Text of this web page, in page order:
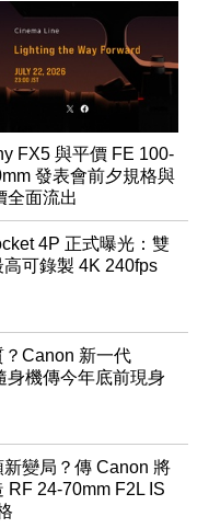
FX5 與平價 FE 100-
發表會前夕規格與
全面流出
4P 正式曝光：雙
可錄製 4K 240fps
？Canon 新一代
身機傳今年底前現身
變局？傳 Canon 將
RF 24-70mm F2L IS